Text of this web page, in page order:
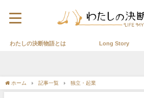
わたしの決断物語とは Long Story
ホーム 記事一覧 独立・起業